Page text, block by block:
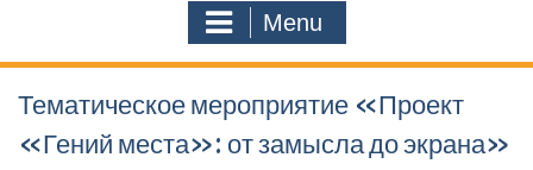
Menu
Тематическое мероприятие «Проект
«Гений места»: от замысла до экрана»